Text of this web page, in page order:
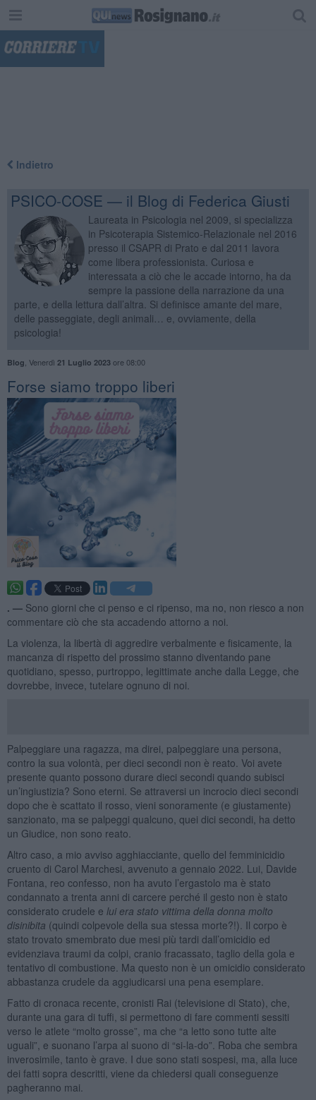
Indietro
PSICO-COSE — il Blog di Federica Giusti
Laureata in Psicologia nel 2009, si specializza
in Psicoterapia Sistemico-Relazionale nel 2016
presso il CSAPR di Prato e dal 2011 lavora
come libera professionista. Curiosa e
interessata a ciò che le accade intorno, ha da
sempre la passione della narrazione da una
parte, e della lettura dall’altra. Si definisce amante del mare,
delle passeggiate, degli animali… e, ovviamente, della
psicologia!
Blog Venerdì 21 Luglio 2023ore 08:00
​Forse siamo troppo liberi
. — Sono giorni che ci penso e ci ripenso, ma no, non riesco a non
commentare ciò che sta accadendo attorno a noi.
La violenza, la libertà di aggredire verbalmente e fisicamente, la
mancanza di rispetto del prossimo stanno diventando pane
quotidiano, spesso, purtroppo, legittimate anche dalla Legge, che
dovrebbe, invece, tutelare ognuno di noi.
Palpeggiare una ragazza, ma direi, palpeggiare una persona,
contro la sua volontà, per dieci secondi non è reato. Voi avete
presente quanto possono durare dieci secondi quando subisci
un’ingiustizia? Sono eterni. Se attraversi un incrocio dieci secondi
dopo che è scattato il rosso, vieni sonoramente (e giustamente)
sanzionato, ma se palpeggi qualcuno, quei dici secondi, ha detto
un Giudice, non sono reato.
Altro caso, a mio avviso agghiacciante, quello del femminicidio
cruento di Carol Marchesi, avvenuto a gennaio 2022. Lui, Davide
Fontana, reo confesso, non ha avuto l’ergastolo ma è stato
condannato a trenta anni di carcere perché il gesto non è stato
considerato crudele e lui era stato vittima della donna molto
disinibita (quindi colpevole della sua stessa morte?!). Il corpo è
stato trovato smembrato due mesi più tardi dall’omicidio ed
evidenziava traumi da colpi, cranio fracassato, taglio della gola e
tentativo di combustione. Ma questo non è un omicidio considerato
abbastanza crudele da aggiudicarsi una pena esemplare.
Fatto di cronaca recente, cronisti Rai (televisione di Stato), che,
durante una gara di tuffi, si permettono di fare commenti sessiti
verso le atlete “molto grosse”, ma che “a letto sono tutte alte
uguali”, e suonano l’arpa al suono di “si-la-do”. Roba che sembra
inverosimile, tanto è grave. I due sono stati sospesi, ma, alla luce
dei fatti sopra descritti, viene da chiedersi quali conseguenze
pagheranno mai.